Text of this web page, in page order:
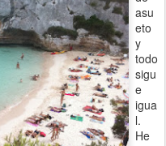
asu
eto
y
todo
sigu
e
igua
l.
He